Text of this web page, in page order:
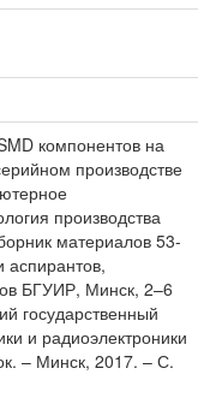
компонентов на
производстве
производства
материалов 53-
БГУИР, Минск, 2–6
государственный
и радиоэлектроники
– Минск, 2017. – С.